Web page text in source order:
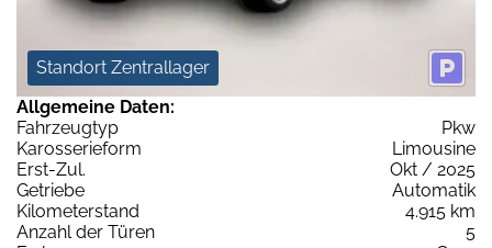
Standort Zentrallager
Allgemeine Daten:
Fahrzeugtyp
Pkw
Karosserieform
Limousine
Erst-Zul.
Okt / 2025
Getriebe
Automatik
Kilometerstand
4.915 km
Anzahl der Türen
5